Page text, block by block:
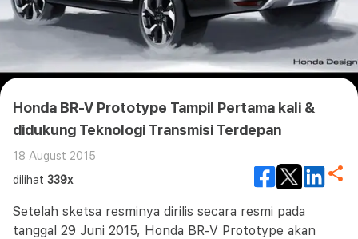
Honda BR-V Prototype Tampil Pertama kali &
didukung Teknologi Transmisi Terdepan
18 August 2015
dilihat 339x
Setelah sketsa resminya dirilis secara resmi pada
tanggal 29 Juni 2015, Honda BR-V Prototype akan